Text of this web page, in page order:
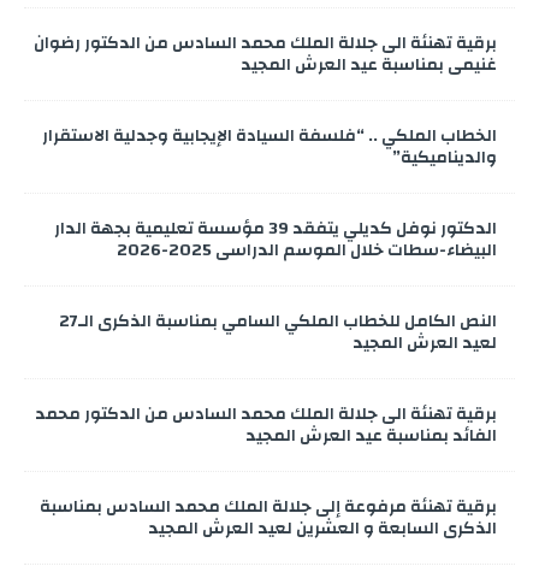
برقية تهنئة الى جلالة الملك محمد السادس من الدكتور رضوان
غنيمي بمناسبة عيد العرش المجيد
الخطاب الملكي .. “فلسفة السيادة الإيجابية وجدلية الاستقرار
والديناميكية”
الدكتور نوفل كديلي يتفقد 39 مؤسسة تعليمية بجهة الدار
البيضاء-سطات خلال الموسم الدراسي 2025-2026
النص الكامل للخطاب الملكي السامي بمناسبة الذكرى الـ27
لعيد العرش المجيد
برقية تهنئة الى جلالة الملك محمد السادس من الدكتور محمد
الفائد بمناسبة عيد العرش المجيد
برقية تهنئة مرفوعة إلى جلالة الملك محمد السادس بمناسبة
الذكرى السابعة و العشرين لعيد العرش المجيد